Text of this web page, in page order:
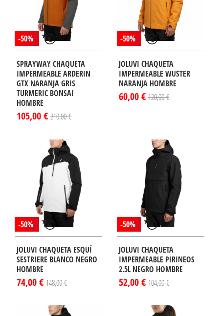
-50%
SPRAYWAY CHAQUETA
IMPERMEABLE ARDERIN
GTX NARANJA GRIS
TURMERIC BONSAI
HOMBRE
105,00 € 210,00 €
-50%
JOLUVI CHAQUETA
IMPERMEABLE WUSTER
NARANJA HOMBRE
60,00 € 120,00 €
-50%
JOLUVI CHAQUETA ESQUÍ
SESTRIERE BLANCO NEGRO
HOMBRE
74,00 € 148,00 €
-50%
JOLUVI CHAQUETA
IMPERMEABLE PIRINEOS
2.5L NEGRO HOMBRE
52,00 € 104,00 €